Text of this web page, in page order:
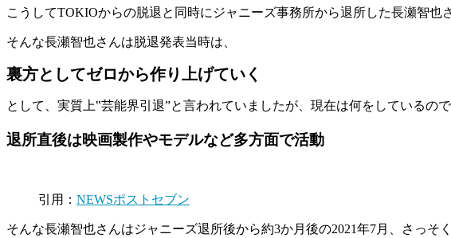
こうしてTOKIOからの脱退と同時にジャニーズ事務所から退所した長瀬智也
そんな長瀬智也さんは脱退発表当時は、
裏方としてゼロから作り上げていく
として、実質上‟芸能界引退”と言われていましたが、現在は何をしているの
退所直後は映画製作やモデルなど多方面で活動
引用： NEWSポストセブン
そんな長瀬智也さんはジャニーズ退所後から約3か月後の2021年7月、さっ